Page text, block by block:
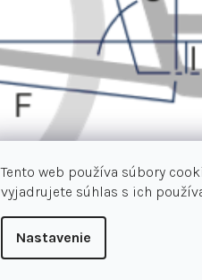
Tento web používa súbory
vyjadrujete súhlas s ich
Nastavenie